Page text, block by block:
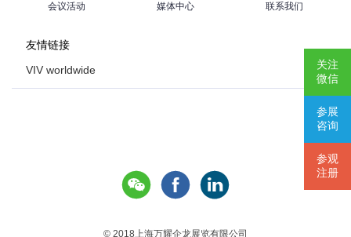
关注
微信
参展
咨询
参观
注册
会议活动 媒体中心 联系我们
友情链接
VIV worldwide
  
© 2018上海万耀企龙展览有限公司